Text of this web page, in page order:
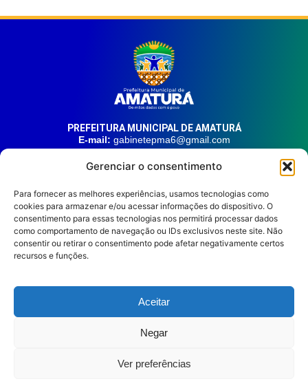
Gerenciar o consentimento
Para fornecer as melhores experiências, usamos tecnologias como
cookies para armazenar e/ou acessar informações do dispositivo. O
consentimento para essas tecnologias nos permitirá processar dados
como comportamento de navegação ou IDs exclusivos neste site. Não
consentir ou retirar o consentimento pode afetar negativamente certos
recursos e funções.
Aceitar
Negar
Ver preferências
PREFEITURA MUNICIPAL DE AMATURÁ
E-mail: gabinetepma6@gmail.com
Av. 21 de Junho, n° 1746, Centro | Amaturá – AM
HORÁRIO DE ATENDIMENTO
Segunda à sexta, das 08:00 às 14:00.
Diretório Digital